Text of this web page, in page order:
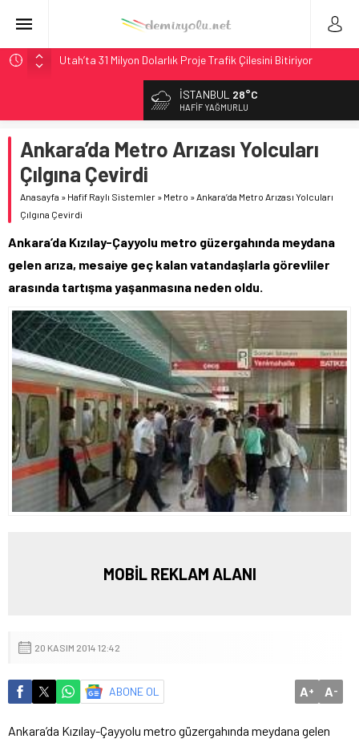
Utah’ta 31 Milyon Dolarlık Proje Trafik Çilesini Bitiriyor
Wabtec Brezilya’da 1 Milyar Real’lik PTC Anlaşmasını 2031’e
Kadar Tamamlayacak
ABD’de CREATE Programı 72,4 Milyon Dolarlık Alt Geçidi
Başlattı
Ukrayna’da Yolcu Trenine İHA Saldırısı: Zamanında Tahliye
Faciayı Önledi
9,9 Milyar Dolarlık Mor Hat’ta Tel Testleri Başladı
İSTANBUL 28°C
HAFIF YAĞMURLU
Ankara’da Metro Arızası Yolcuları
Çılgına Çevirdi
Anasayfa » Hafif Raylı Sistemler » Metro »Ankara’da Metro Arızası Yolcuları
Çılgına Çevirdi
Ankara’da Kızılay-Çayyolu metro güzergahında meydana
gelen arıza, mesaiye geç kalan vatandaşlarla görevliler
arasında tartışma yaşanmasına neden oldu.
MOBİL REKLAM ALANI
20 KASIM 2014 12:42
ABONE OL A+ A-
Ankara’da Kızılay-Çayyolu metro güzergahında meydana gelen